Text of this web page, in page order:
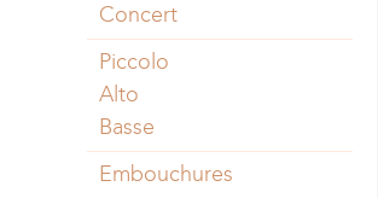
Concert
Piccolo
Alto
Basse
Embouchures